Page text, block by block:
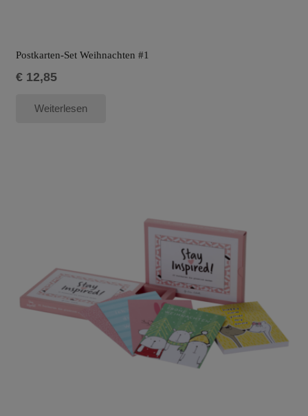
Postkarten-Set Weihnachten #1
€12,85
Weiterlesen